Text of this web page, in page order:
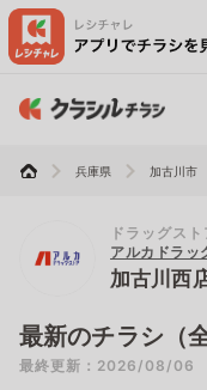
兵庫県 加古川市
ドラッグスト
アルカドラッ
加古川西
最新のチラシ（
最終更新：2026/08/06